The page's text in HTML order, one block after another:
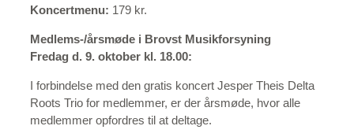
Koncertmenu: 179 kr.
Medlems-/årsmøde i Brovst Musikforsyning
Fredag d. 9. oktober kl. 18.00:
I forbindelse med den gratis koncert Jesper Theis Delta
Roots Trio for medlemmer, er der årsmøde, hvor alle
medlemmer opfordres til at deltage.